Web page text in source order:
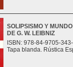
SOLIPSISMO Y
DE G. W. LEIBNIZ
ISBN: 978-84-9705-
Tapa blanda. Rústica